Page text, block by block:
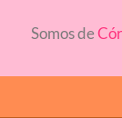
Somos de